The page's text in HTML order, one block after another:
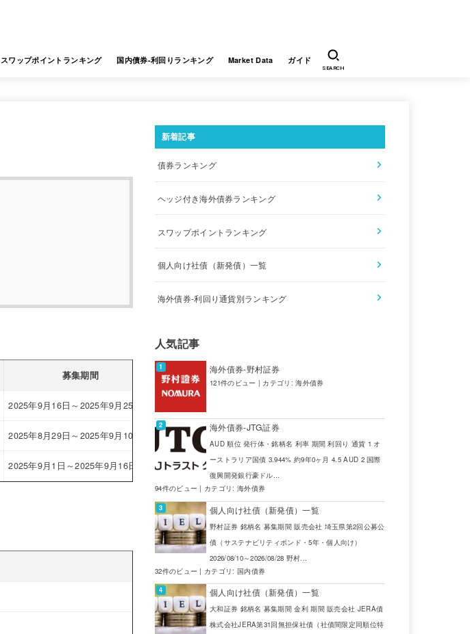
スワップポイントランキング 国内債券-利回りランキング Market Data ガイド
SEARCH
募集期間 金利 期間 販売会社
2025年9月16日～2025年9月25日※1
2025年8月29日～2025年9月10日 1.511％ 大和証券
2025年9月1日～2025年9月16日※2 2.025％ 7年 大和証券
募集期間
2025/09/16～2025/09/25
2025/09/01～2025/09/16 NaN
新着記事
債券ランキング
ヘッジ付き海外債券ランキング
スワップポイントランキング
個人向け社債（新発債）一覧
海外債券-利回り通貨別ランキング
人気記事
海外債券-野村証券
121件のビュー | カテゴリ:海外債券
海外債券-JTG証券
AUD 順位 発行体・銘柄名 利率 期間 利回り 通貨 1 オ
ーストラリア国債 3.944% 約9年0ヶ月 4.5 AUD 2 国際
復興開発銀行豪ドル...
94件のビュー | カテゴリ: 海外債券
個人向け社債（新発債）一覧
野村証券 銘柄名 募集期間 販売会社 埼玉県第2回公募公
債（サステナビリティボンド・5年・個人向け）
2026/08/10～2026/08/28 野村...
32件のビュー | カテゴリ: 国内債券
個人向け社債（新発債）一覧
大和証券 銘柄名 募集期間 金利 期間 販売会社 JERA債
株式会社JERA第31回無担保社債（社債間限定同順位特